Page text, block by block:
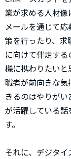
業が求める人材
メールを通じて
策を行ったり、
に向けて伴走す
機に携わりたい
職者が前向きな
きるのはやりが
が活躍している
す。
それに、デジタ